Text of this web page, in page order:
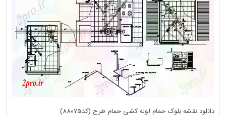
دانلود نقشه بلوک حمام لوله کشی حمام طرح (کد88075)